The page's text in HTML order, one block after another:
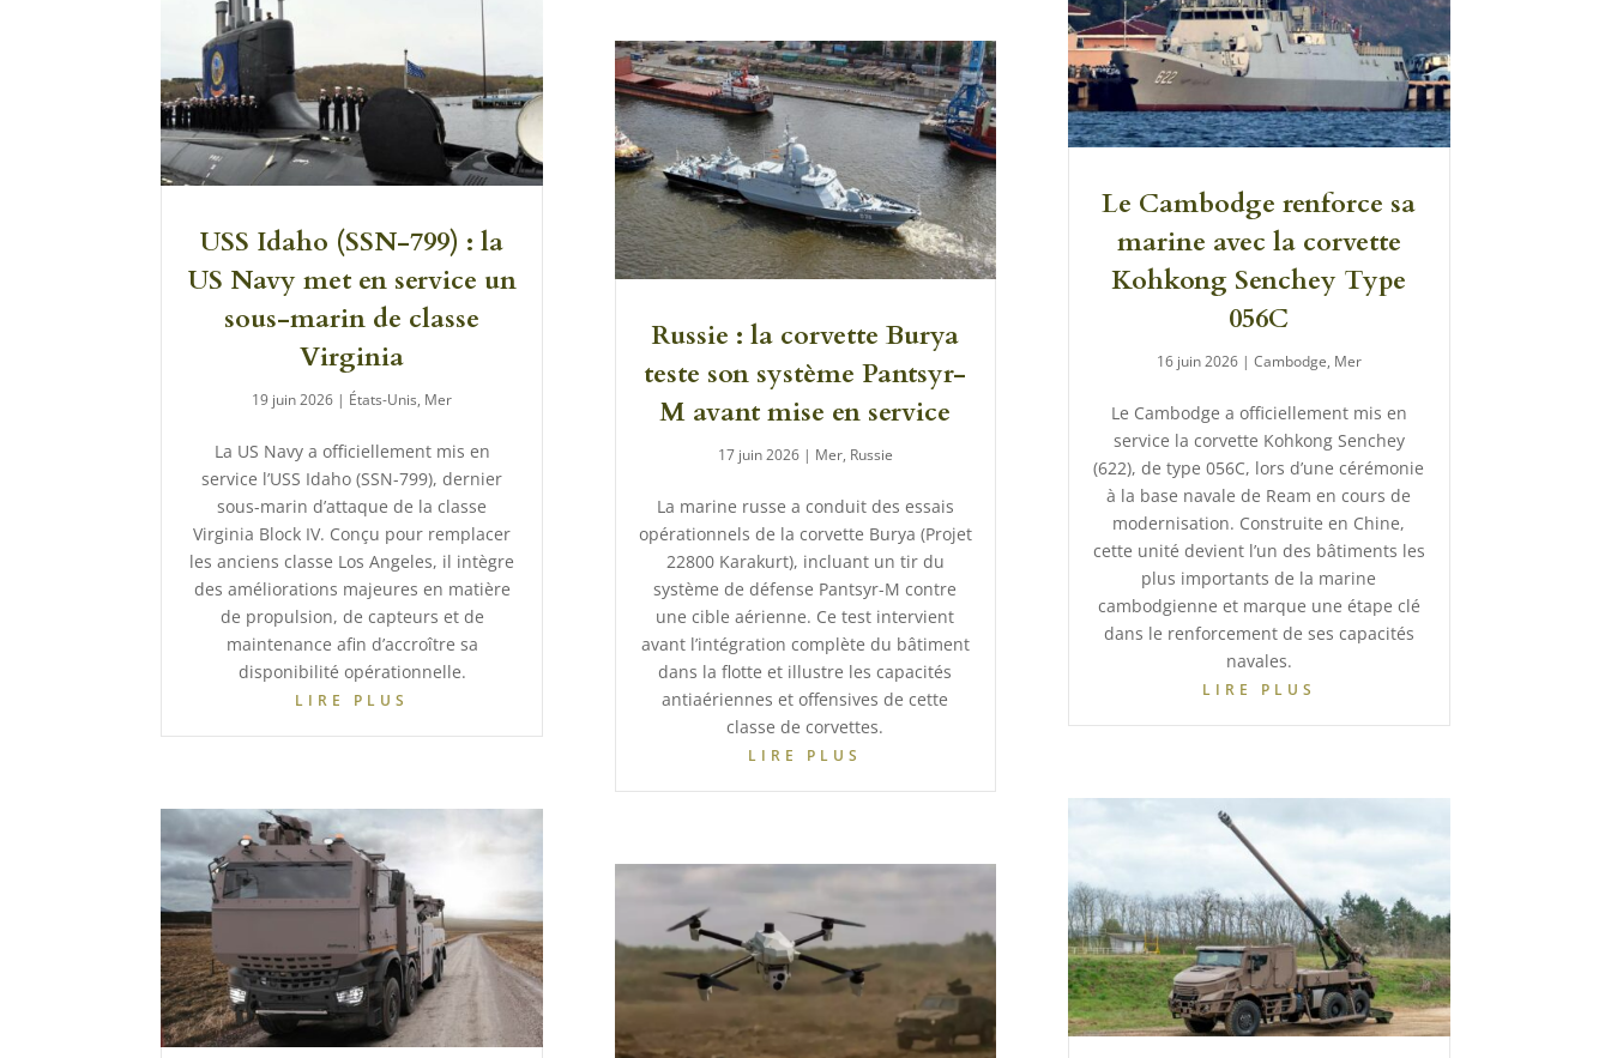
USS Idaho (SSN-799) : la
US Navy met en service un
sous-marin de classe
Virginia
19 juin 2026 | États-Unis, Mer
La US Navy a officiellement mis en
service l’USS Idaho (SSN-799), dernier
sous-marin d’attaque de la classe
Virginia Block IV. Conçu pour remplacer
les anciens classe Los Angeles, il intègre
des améliorations majeures en matière
de propulsion, de capteurs et de
maintenance afin d’accroître sa
disponibilité opérationnelle.
LIRE PLUS
Russie : la corvette Burya
teste son système Pantsyr-
M avant mise en service
17 juin 2026| Mer, Russie
La marine russe a conduit des essais
opérationnels de la corvette Burya (Projet
22800 Karakurt), incluant un tir du
système de défense Pantsyr-M contre
une cible aérienne. Ce test intervient
avant l’intégration complète du bâtiment
dans la flotte et illustre les capacités
antiaériennes et offensives de cette
classe de corvettes.
LIRE PLUS
Le Cambodge renforce sa
marine avec la corvette
Kohkong Senchey Type
056C
16 juin 2026| Cambodge, Mer
Le Cambodge a officiellement mis en
service la corvette Kohkong Senchey
(622), de type 056C, lors d’une cérémonie
à la base navale de Ream en cours de
modernisation. Construite en Chine,
cette unité devient l’un des bâtiments les
plus importants de la marine
cambodgienne et marque une étape clé
dans le renforcement de ses capacités
navales.
LIRE PLUS